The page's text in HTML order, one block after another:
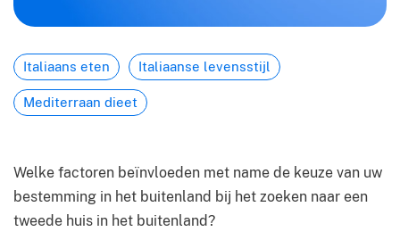
Italiaans eten Italiaanse levensstijl
Mediterraan dieet
Welke factoren beïnvloeden met name de keuze van uw
bestemming in het buitenland bij het zoeken naar een
tweede huis in het buitenland?